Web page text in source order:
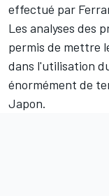
effectué par
Les analyses des
permis de mettre
dans l'utilisation
énormément de
Japon.